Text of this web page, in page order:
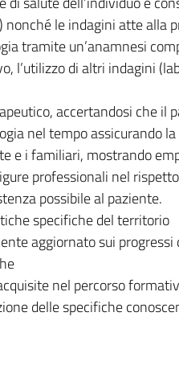
le indagini atte alla
tramite un’anamnesi
l’utilizzo di altri indagini
accertandosi che il
nel tempo assicurando
e i familiari, mostrando
professionali nel
possibile al paziente.
specifiche del territorio
aggiornato sui
nel percorso
delle specifiche